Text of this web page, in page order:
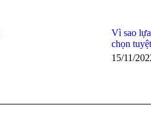
Vì sao
chọn
15/11/